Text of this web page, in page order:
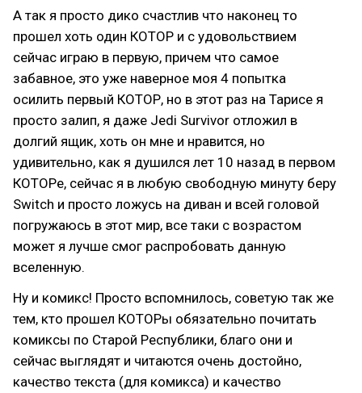
А так я просто дико счастлив что наконец то
прошел хоть один КОТОР и с удовольствием
сейчас играю в первую, причем что самое
забавное, это уже наверное моя 4 попытка
осилить первый КОТОР, но в этот раз на Тарисе я
просто залип, я даже Jedi Survivor отложил в
долгий ящик, хоть он мне и нравится, но
удивительно, как я душился лет 10 назад в первом
КОТОРе, сейчас я в любую свободную минуту беру
Switch и просто ложусь на диван и всей головой
погружаюсь в этот мир, все таки с возрастом
может я лучше смог распробовать данную
вселенную.
Ну и комикс! Просто вспомнилось, советую так же
тем, кто прошел КОТОРы обязательно почитать
комиксы по Старой Республики, благо они и
сейчас выглядят и читаются очень достойно,
качество текста (для комикса) и качество